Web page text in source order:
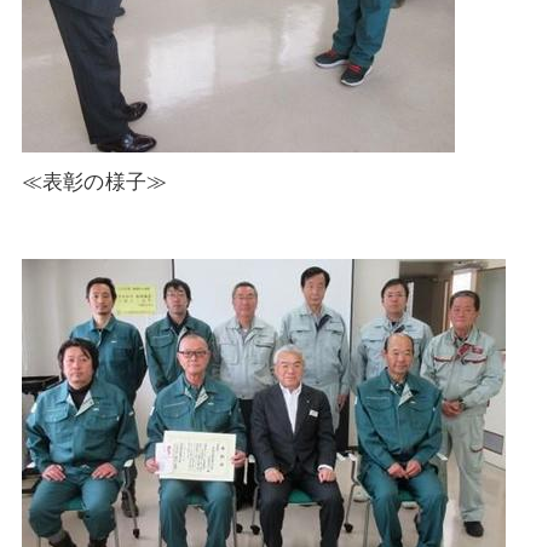
≪表彰の様子≫